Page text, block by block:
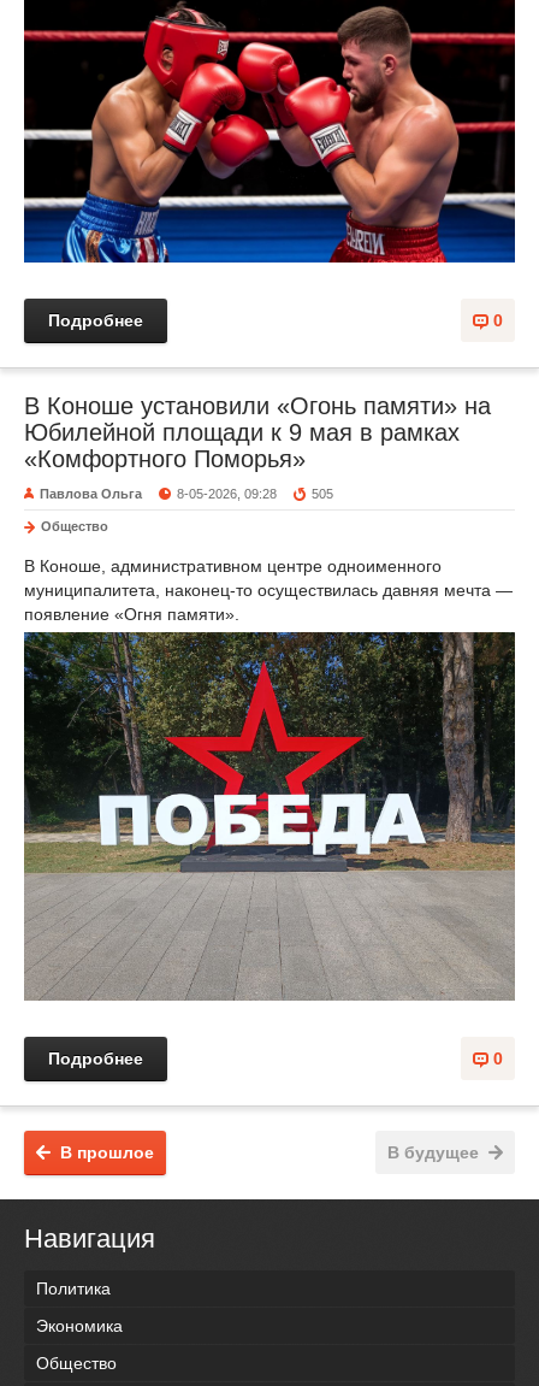
0
Подробнее
В Коноше установили «Огонь памяти» на
Юбилейной площади к 9 мая в рамках
«Комфортного Поморья»
Павлова Ольга 8-05-2026, 09:28 505
Общество
В Коноше, административном центре одноименного
муниципалитета, наконец-то осуществилась давняя мечта —
появление «Огня памяти».
0
Подробнее
В будущее
В прошлое
Навигация
Политика
Экономика
Общество